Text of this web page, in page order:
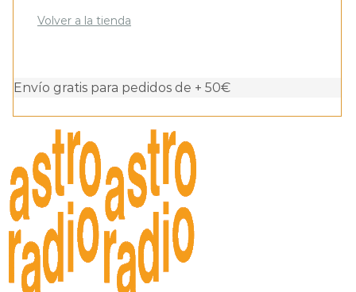
Volver a la tienda
Envío gratis para pedidos de + 50€